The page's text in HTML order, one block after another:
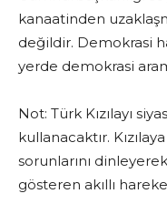
kanaatinden
değildir. Demokrasi
yerde demokrasi
Not: Türk Kızılayı
kullanacaktır.
sorunlarını
gösteren akıllı